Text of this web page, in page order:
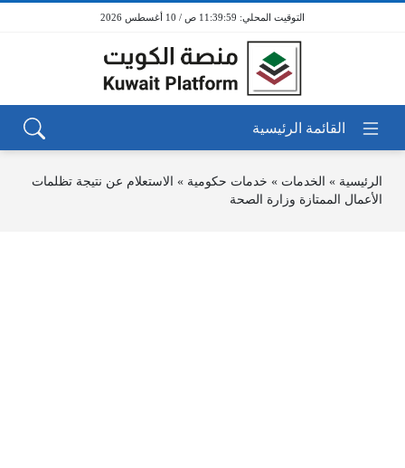
11:39:59 ص / 10 أغسطس 2026
الرئيسية » الخدمات » خدمات حكومية » الاستعلام عن نتيجة تظلمات
الأعمال الممتازة وزارة الصحة